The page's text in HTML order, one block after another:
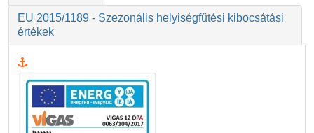
EU 2015/1189 - Szezonális helyiségfűtési kibocsátási
értékek